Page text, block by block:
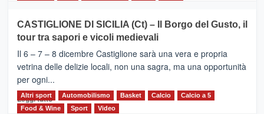
MOIO
ALCANTARA
–
Vivicittà,
alla
scoperta
del
territorio,
CASTIGLIONE DI SICILIA (Ct) – Il Borgo del Gusto, il
tour tra sapori e vicoli medievali
Il 6 – 7 – 8 dicembre Castiglione sarà una vera e propria
vetrina delle delizie locali, non una sagra, ma una opportunità
per ogni...
Leggi tuttoLeggi
di
Altri sport Automobilismo Basket Calcio
Calcio a 5
Food & Wine
Sport Video